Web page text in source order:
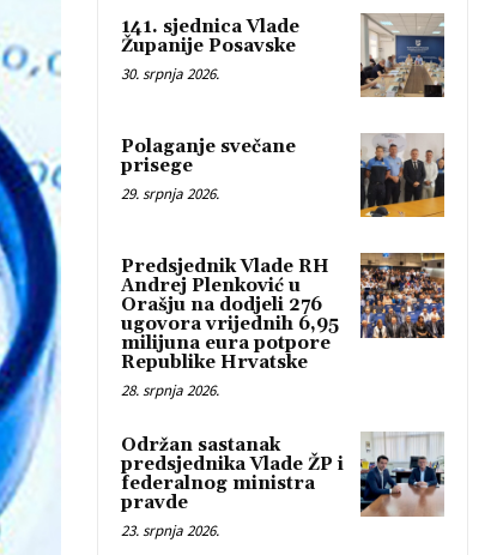
141. sjednica Vlade
Županije Posavske
30. srpnja 2026.
Polaganje svečane
prisege
29. srpnja 2026.
Predsjednik Vlade RH
Andrej Plenković u
Orašju na dodjeli 276
ugovora vrijednih 6,95
milijuna eura potpore
Republike Hrvatske
28. srpnja 2026.
Održan sastanak
predsjednika Vlade ŽP i
federalnog ministra
pravde
23. srpnja 2026.